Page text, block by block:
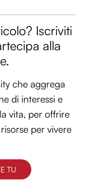
Iscriviti
alla
che aggrega
di interessi e
vita, per offrire
per vivere
TU